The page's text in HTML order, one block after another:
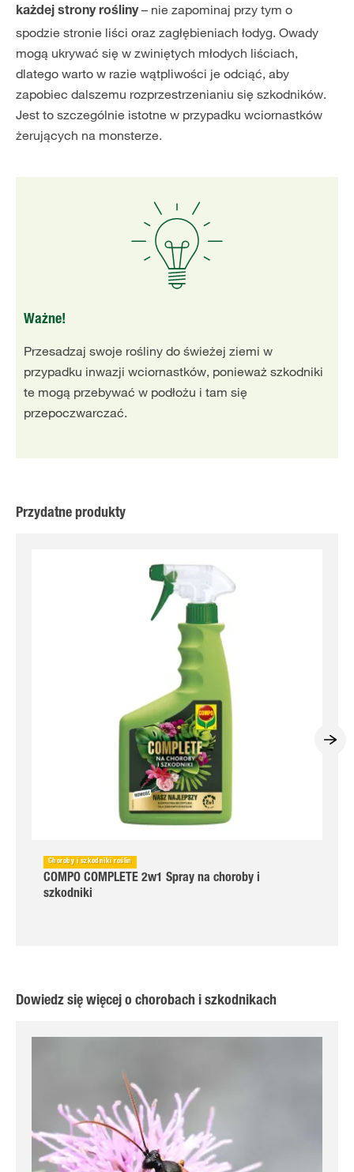
każdej strony rośliny– nie zapominaj przy tym o
spodzie stronie liści oraz zagłębieniach łodyg. Owady
mogą ukrywać się w zwiniętych młodych liściach,
dlatego warto w razie wątpliwości je odciąć, aby
zapobiec dalszemu rozprzestrzenianiu się szkodników.
Jest to szczególnie istotne w przypadku wciornastków
żerujących na monsterze.
Ważne!
Przesadzaj swoje rośliny do świeżej ziemi w
przypadku inwazji wciornastków, ponieważ szkodniki
te mogą przebywać w podłożu i tam się
przepoczwarczać.
Przydatne produkty
Choroby i szkodniki roślin
COMPO COMPLETE 2w1 Spray na choroby i
szkodniki
Dowiedz się więcej o chorobach i szkodnikach